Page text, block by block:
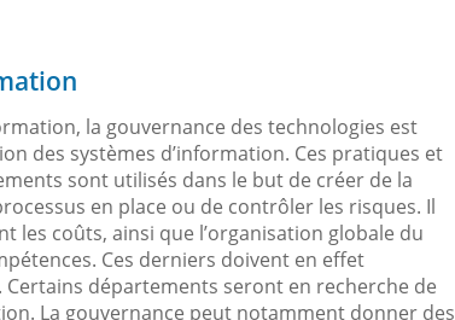
la gouvernance des technologies est
des systèmes d’information. Ces pratiques et
sont utilisés dans le but de créer de la
en place ou de contrôler les risques. Il
les coûts, ainsi que l’organisation globale du
Ces derniers doivent en effet
départements seront en recherche de
La gouvernance peut notamment donner des